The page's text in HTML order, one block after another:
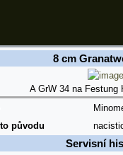
8 cm
A GrW 34 na Festung
původu
Servisní